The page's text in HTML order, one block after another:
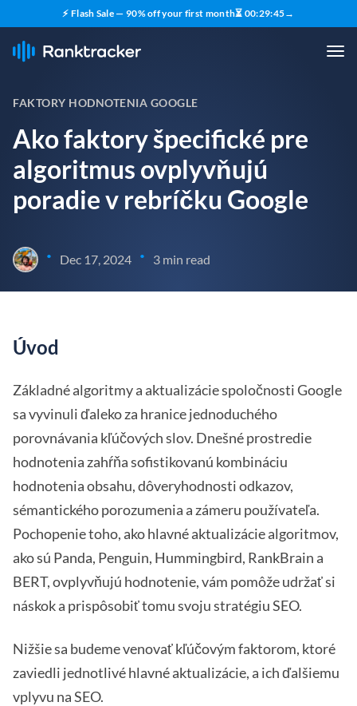
⚡ Flash Sale — 90% off your first month⏳ 00:29:44→
FAKTORY HODNOTENIA GOOGLE
Ako faktory špecifické pre
algoritmus ovplyvňujú
poradie v rebríčku Google
• Dec 17, 2024 • 3 min read
Úvod
Základné algoritmy a aktualizácie spoločnosti Google
sa vyvinuli ďaleko za hranice jednoduchého
porovnávania kľúčových slov. Dnešné prostredie
hodnotenia zahŕňa sofistikovanú kombináciu
hodnotenia obsahu, dôveryhodnosti odkazov,
sémantického porozumenia a zámeru používateľa.
Pochopenie toho, ako hlavné aktualizácie algoritmov,
ako sú Panda, Penguin, Hummingbird, RankBrain a
BERT, ovplyvňujú hodnotenie, vám pomôže udržať si
náskok a prispôsobiť tomu svoju stratégiu SEO.
Nižšie sa budeme venovať kľúčovým faktorom, ktoré
zaviedli jednotlivé hlavné aktualizácie, a ich ďalšiemu
vplyvu na SEO.